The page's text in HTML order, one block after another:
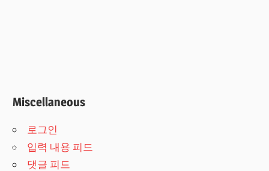
Miscellaneous
로그인
입력 내용 피드
댓글 피드